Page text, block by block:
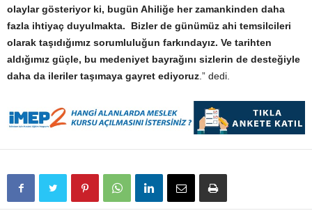
olaylar gösteriyor ki, bugün Ahiliğe her zamankinden daha
fazla ihtiyaç duyulmakta. Bizler de günümüz ahi temsilcileri
olarak taşıdığımız sorumluluğun farkındayız. Ve tarihten
aldığımız güçle, bu medeniyet bayrağını sizlerin de desteğiyle
daha da ileriler taşımaya gayret ediyoruz .” dedi.